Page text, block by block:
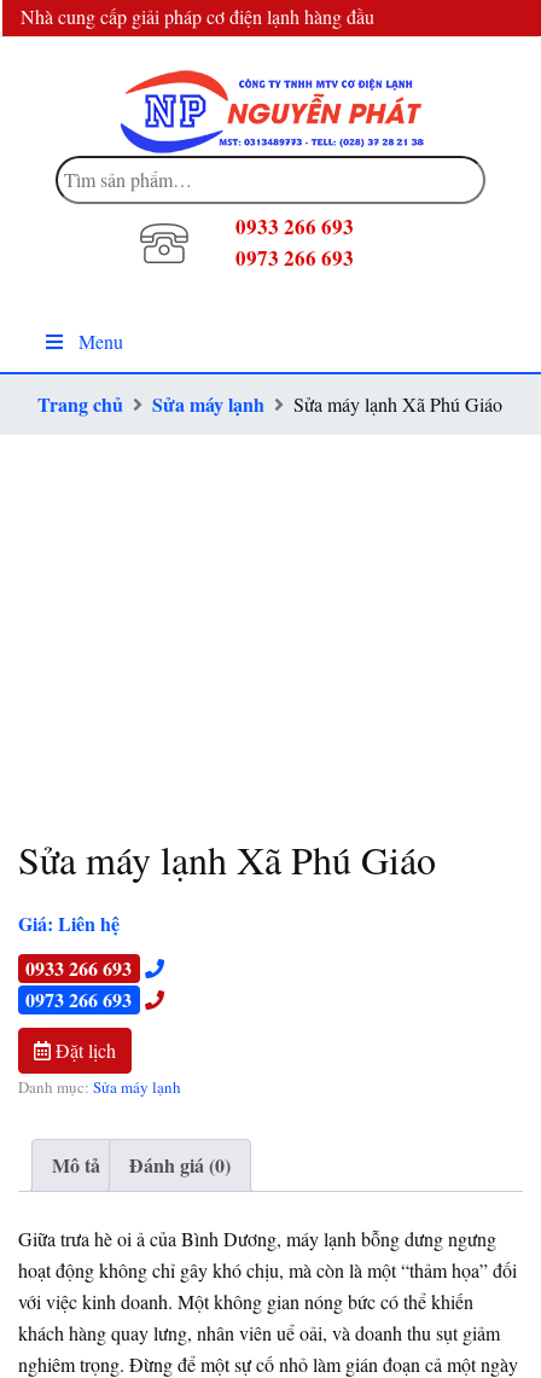
Nhà cung cấp giải pháp cơ điện lạnh hàng đầu
Tìm
kiếm:
0933 266 693
0973 266 693
Menu
Trang chủ Sửa máy lạnh Sửa máy lạnh Xã Phú Giáo
Sửa máy lạnh Xã Phú Giáo
Giá: Liên hệ
0933 266 693
0973 266 693
Đặt lịch
Danh mục: Sửa máy lạnh
Mô tả Đánh giá (0)
Giữa trưa hè oi ả của Bình Dương, máy lạnh bỗng dưng ngưng
hoạt động không chỉ gây khó chịu, mà còn là một “thảm họa” đối
với việc kinh doanh. Một không gian nóng bức có thể khiến
khách hàng quay lưng, nhân viên uể oải, và doanh thu sụt giảm
nghiêm trọng. Đừng để một sự cố nhỏ làm gián đoạn cả một ngày